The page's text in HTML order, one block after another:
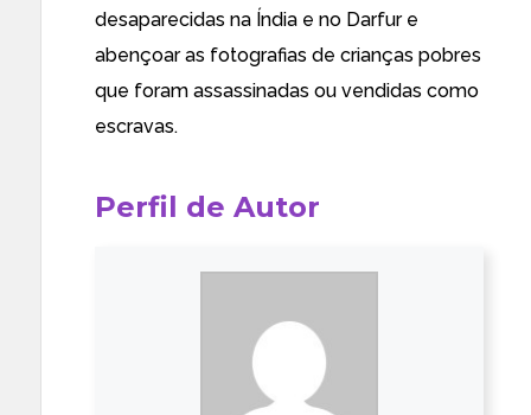
desaparecidas na Índia e no Darfur e
abençoar as fotografias de crianças pobres
que foram assassinadas ou vendidas como
escravas.
Perfil de Autor